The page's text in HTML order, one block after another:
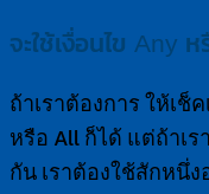
จะใช้เงื่อนไข Any
ถ้าเราต้องการ ให้เช็
หรือ All ก็ได้ แต่ถ้าเ
กัน เราต้องใช้สักหนึ่